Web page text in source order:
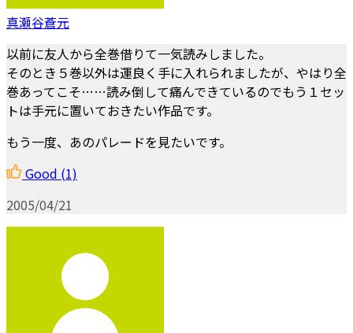
真瀬谷蒼元
以前に友人から全巻借りて一気読みしました。
そのとき５巻以外は運良く手に入れられましたが、やはり全
巻あってこそ……読み倒して痛んできているのでもう１セッ
トは手元に置いておきたい作品です。
もう一度、あのパレードを見たいです。
Good (1)
2005/04/21